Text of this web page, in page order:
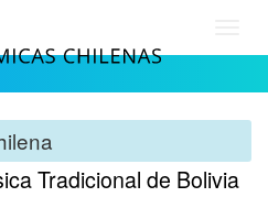
Tradicional de Bolivia